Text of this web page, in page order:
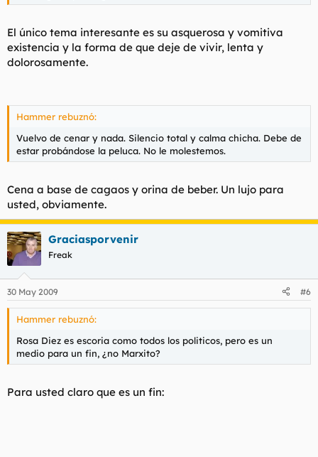
El único tema interesante es su asquerosa y vomitiva
existencia y la forma de que deje de vivir, lenta y
dolorosamente.
Hammer rebuznó:
Vuelvo de cenar y nada. Silencio total y calma chicha. Debe de
estar probándose la peluca. No le molestemos.
Cena a base de cagaos y orina de beber. Un lujo para
usted, obviamente.
Graciasporvenir
Freak
30 May 2009 #6
Hammer rebuznó:
Rosa Diez es escoria como todos los politicos, pero es un
medio para un fin, ¿no Marxito?
Para usted claro que es un fin: